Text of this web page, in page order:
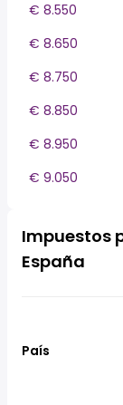
€ 8.550
€ 8.650
€ 8.750
€ 8.850
€ 8.950
€ 9.050
Impuestos
España
País